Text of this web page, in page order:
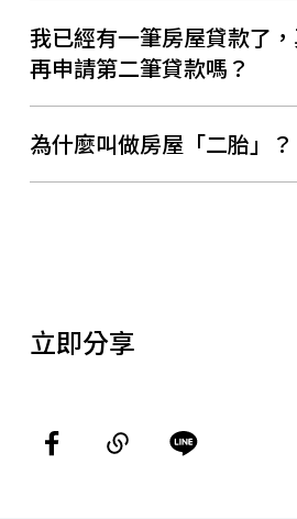
我已經有一筆房屋貸款了
再申請第二筆貸款嗎？
為什麼叫做房屋「二胎」？
立即分享